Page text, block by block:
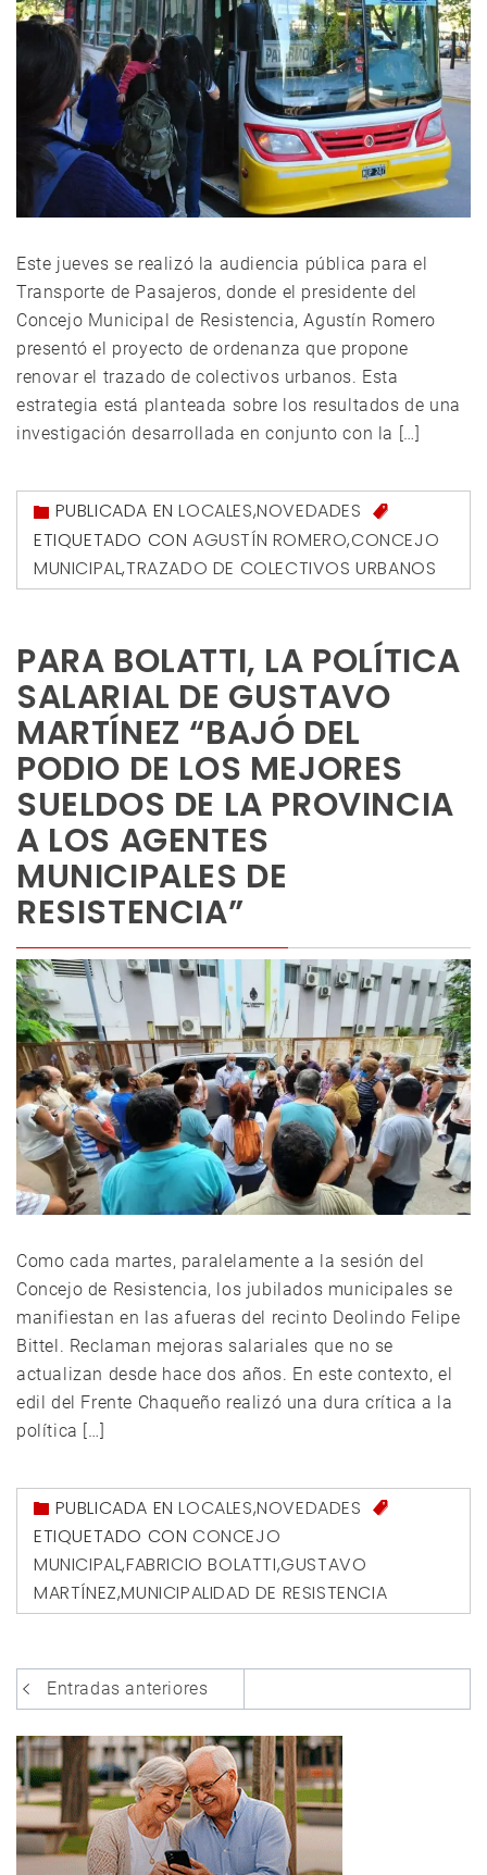
Este jueves se realizó la audiencia pública para el
Transporte de Pasajeros, donde el presidente del
Concejo Municipal de Resistencia, Agustín Romero
presentó el proyecto de ordenanza que propone
renovar el trazado de colectivos urbanos. Esta
estrategia está planteada sobre los resultados de una
investigación desarrollada en conjunto con la […]
PUBLICADA ENLOCALES,NOVEDADES
ETIQUETADO CON AGUSTÍN ROMERO,CONCEJO
MUNICIPAL,TRAZADO DE COLECTIVOS URBANOS
PARA BOLATTI, LA POLÍTICA
SALARIAL DE GUSTAVO
MARTÍNEZ “BAJÓ DEL
PODIO DE LOS MEJORES
SUELDOS DE LA PROVINCIA
A LOS AGENTES
MUNICIPALES DE
RESISTENCIA”
Como cada martes, paralelamente a la sesión del
Concejo de Resistencia, los jubilados municipales se
manifiestan en las afueras del recinto Deolindo Felipe
Bittel. Reclaman mejoras salariales que no se
actualizan desde hace dos años. En este contexto, el
edil del Frente Chaqueño realizó una dura crítica a la
política […]
PUBLICADA ENLOCALES,NOVEDADES
ETIQUETADO CON CONCEJO
MUNICIPAL,FABRICIO BOLATTI,GUSTAVO
MARTÍNEZ,MUNICIPALIDAD DE RESISTENCIA
Navegación
de
entradas
Entradas anteriores